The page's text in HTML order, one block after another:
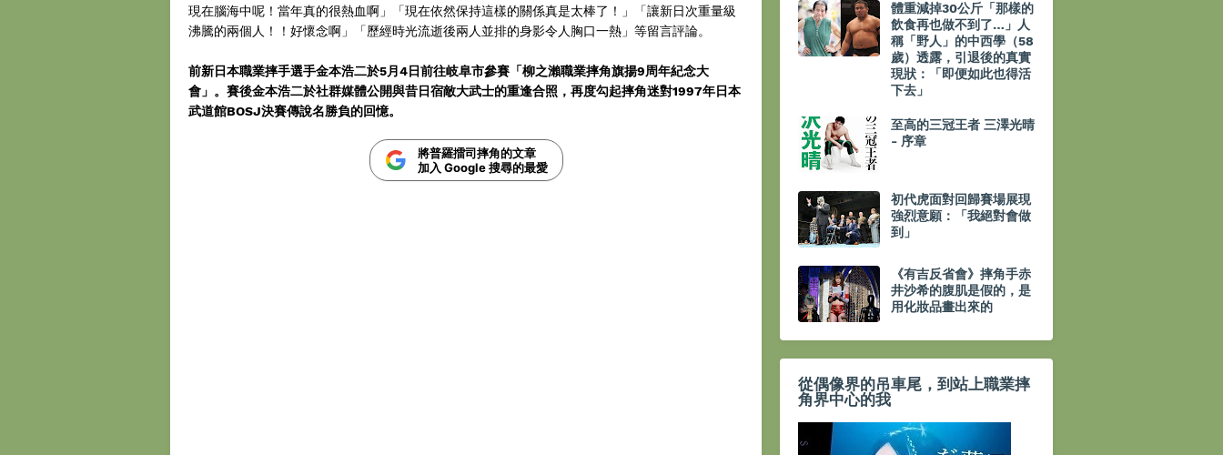
現在腦海中呢！當年真的很熱血啊」「現在依然保持這樣的關係真是太棒了！」「讓新日次重量級
沸騰的兩個人！！好懷念啊」「歷經時光流逝後兩人並排的身影令人胸口一熱」等留言評論。
前新日本職業摔手選手金本浩二於5月4日前往岐阜市參賽「柳之瀨職業摔角旗揚9周年紀念大
會」。賽後金本浩二於社群媒體公開與昔日宿敵大武士的重逢合照，再度勾起摔角迷對1997年日本
武道館BOSJ決賽傳說名勝負的回憶。
將普羅擂司摔角的文章
加入 Google 搜尋的最愛
體重減掉30公斤「那樣的
飲食再也做不到了…」人
稱「野人」的中西學（58
歲）透露，引退後的真實
現狀：「即便如此也得活
下去」
至高的三冠王者 三澤光晴
- 序章
初代虎面對回歸賽場展現
強烈意願：「我絕對會做
到」
《有吉反省會》摔角手赤
井沙希的腹肌是假的，是
用化妝品畫出來的
從偶像界的吊車尾，到站上職業摔
角界中心的我